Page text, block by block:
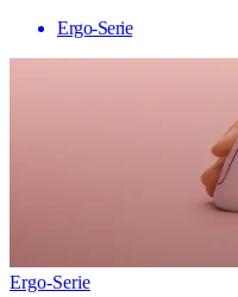
Ergo-Serie
Ergo-Serie